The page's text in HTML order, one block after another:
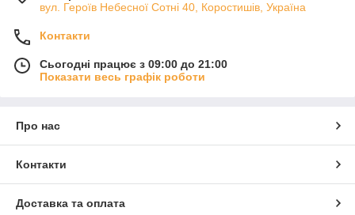
вул. Героїв Небесної Сотні 40, Коростишів, Україна
Контакти
Сьогодні працює з 09:00 до 21:00
Показати весь графік роботи
Про нас
Контакти
Доставка та оплата